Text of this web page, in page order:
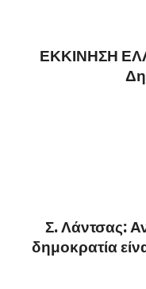
ΕΚΚΙΝΗΣΗ
Σ. Λάντσας:
δημοκρατία